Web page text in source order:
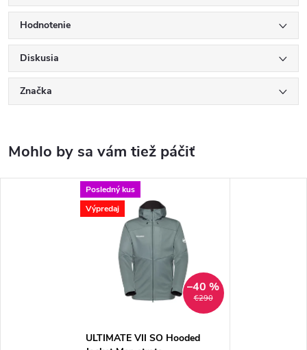
Hodnotenie
Diskusia
Značka
Posledný kus
Výpredaj
€290
–40 %
ULTIMATE VII SO Hooded